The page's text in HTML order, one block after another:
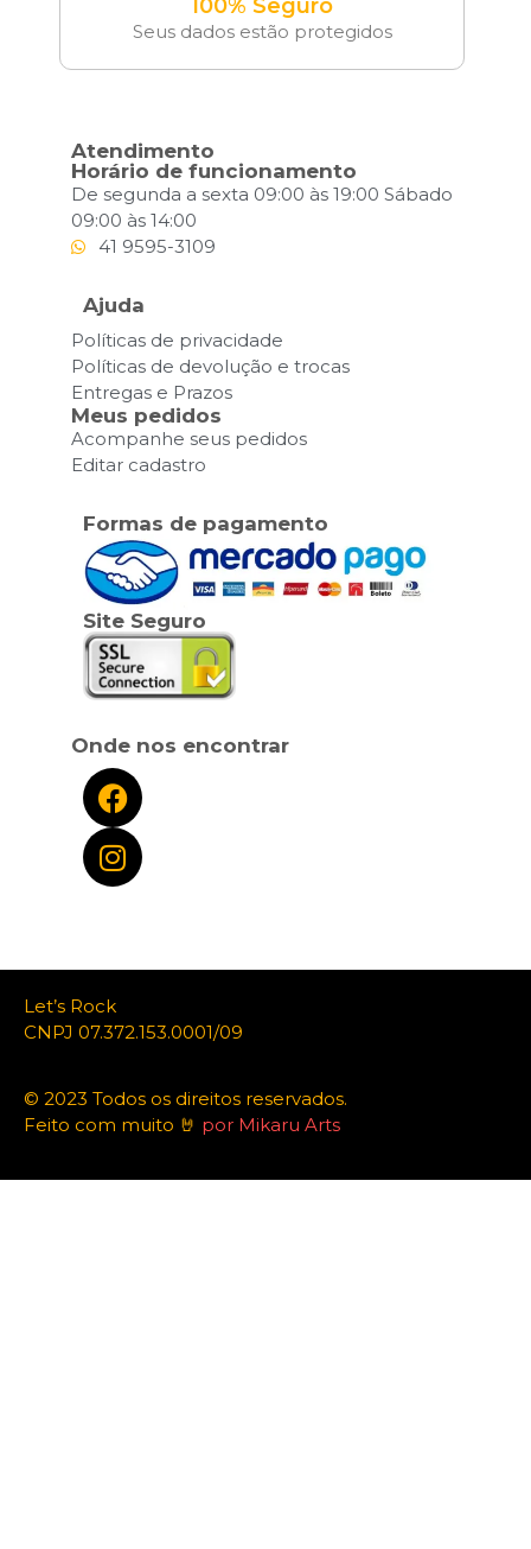
100% Seguro
Seus dados estão protegidos
Atendimento
Horário de funcionamento
De segunda a sexta 09:00 às 19:00 Sábado
09:00 às 14:00
41 9595-3109
Ajuda
Políticas de privacidade
Políticas de devolução e trocas
Entregas e Prazos
Meus pedidos
Acompanhe seus pedidos
Editar cadastro
Formas de pagamento
Site Seguro
Onde nos encontrar
Let’s Rock
CNPJ 07.372.153.0001/09
© 2023 Todos os direitos reservados.
Feito com muito 🤘 por Mikaru Arts